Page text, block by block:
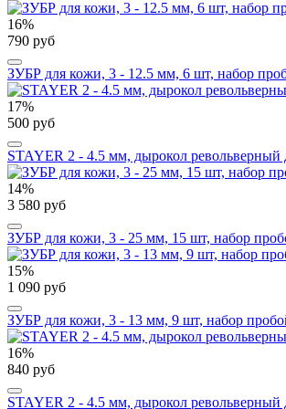
16%
790 руб
ЗУБР для кожи, 3 - 12.5 мм, 6 шт, набор
17%
500 руб
STAYER 2 - 4.5 мм, дырокол револьверный
14%
3 580 руб
ЗУБР для кожи, 3 - 25 мм, 15 шт, набор
15%
1 090 руб
ЗУБР для кожи, 3 - 13 мм, 9 шт, набор
16%
840 руб
STAYER 2 - 4.5 мм, дырокол револьверный